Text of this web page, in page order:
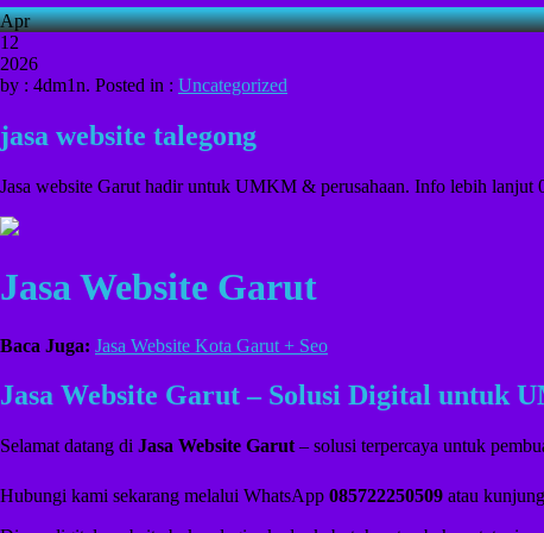
Apr
12
2026
by : 4dm1n. Posted in : Uncategorized
jasa website talegong
Jasa website Garut hadir untuk UMKM & perusahaan. Info lebih lanjut
Jasa Website Garut
Baca Juga: Jasa Website Kota Garut + Seo
Jasa Website Garut – Solusi Digital untuk
Selamat datang di Jasa Website Garut – solusi terpercaya untuk
Hubungi kami sekarang melalui WhatsApp 085722250509 atau